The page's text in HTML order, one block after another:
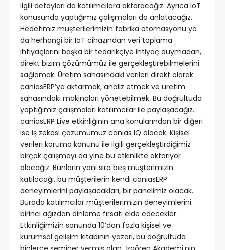
ilgili detayları da katılımcılara aktaracağız. Ayrıca IoT
konusunda yaptığımız çalışmaları da anlatacağız.
Hedefimiz müşterilerimizin fabrika otomasyonu ya
da herhangi bir IoT cihazından veri toplama
ihtiyaçlarını başka bir tedarikçiye ihtiyaç duymadan,
direkt bizim çözümümüz ile gerçekleştirebilmelerini
sağlamak. Üretim sahasındaki verileri direkt olarak
caniasERP’ye aktarmak, analiz etmek ve üretim
sahasındaki makinaları yönetebilmek. Bu doğrultuda
yaptığımız çalışmaları katılımcılar ile paylaşacağız.
caniasERP Live etkinliğinin ana konularından bir diğeri
ise iş zekası çözümümüz canias IQ olacak. Kişisel
verileri koruma kanunu ile ilgili gerçekleştirdiğimiz
birçok çalışmayı da yine bu etkinlikte aktarıyor
olacağız. Bunların yanı sıra beş müşterimizin
katılacağı, bu müşterilerin kendi caniasERP
deneyimlerini paylaşacakları, bir panelimiz olacak.
Burada katılımcılar müşterilerimizin deneyimlerini
birinci ağızdan dinleme fırsatı elde edecekler.
Etkinliğimizin sonunda 10’dan fazla kişisel ve
kurumsal gelişim kitabının yazarı, bu doğrultuda